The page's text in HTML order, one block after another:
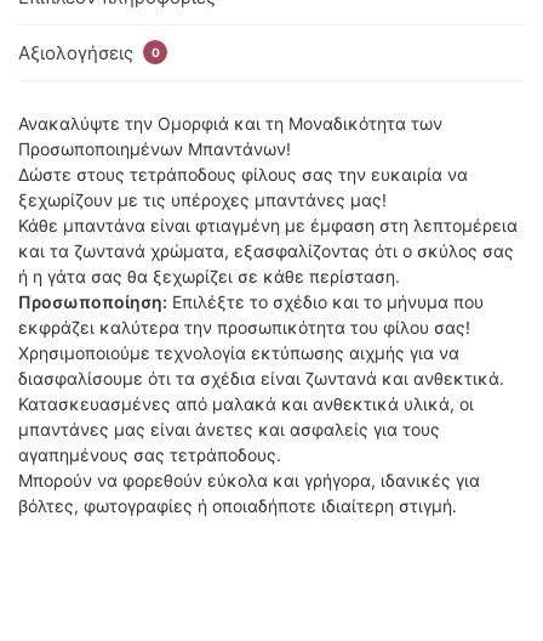
Αξιολογήσεις 0
Ανακαλύψτε την Ομορφιά και τη Μοναδικότητα των
Προσωποποιημένων Μπαντάνων!
Δώστε στους τετράποδους φίλους σας την ευκαιρία να
ξεχωρίζουν με τις υπέροχες μπαντάνες μας!
Κάθε μπαντάνα είναι φτιαγμένη με έμφαση στη λεπτομέρεια
και τα ζωντανά χρώματα, εξασφαλίζοντας ότι ο σκύλος σας
ή η γάτα σας θα ξεχωρίζει σε κάθε περίσταση.
Προσωποποίηση: Επιλέξτε το σχέδιο και το μήνυμα που
εκφράζει καλύτερα την προσωπικότητα του φίλου σας!
Χρησιμοποιούμε τεχνολογία εκτύπωσης αιχμής για να
διασφαλίσουμε ότι τα σχέδια είναι ζωντανά και ανθεκτικά.
Κατασκευασμένες από μαλακά και ανθεκτικά υλικά, οι
μπαντάνες μας είναι άνετες και ασφαλείς για τους
αγαπημένους σας τετράποδους.
Μπορούν να φορεθούν εύκολα και γρήγορα, ιδανικές για
βόλτες, φωτογραφίες ή οποιαδήποτε ιδιαίτερη στιγμή.